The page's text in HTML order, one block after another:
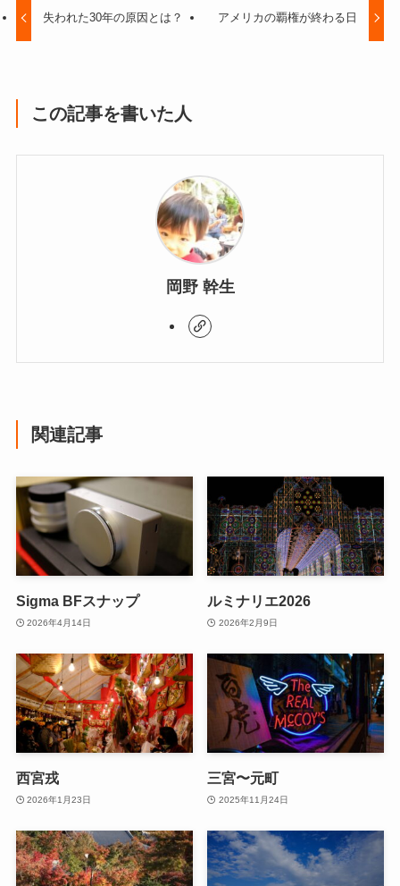
失われた30年の原因とは？ アメリカの覇権が終わる日
この記事を書いた人
岡野 幹生
関連記事
Sigma BFスナップ
2026年4月14日
ルミナリエ2026
2026年2月9日
西宮戎
2026年1月23日
三宮〜元町
2025年11月24日